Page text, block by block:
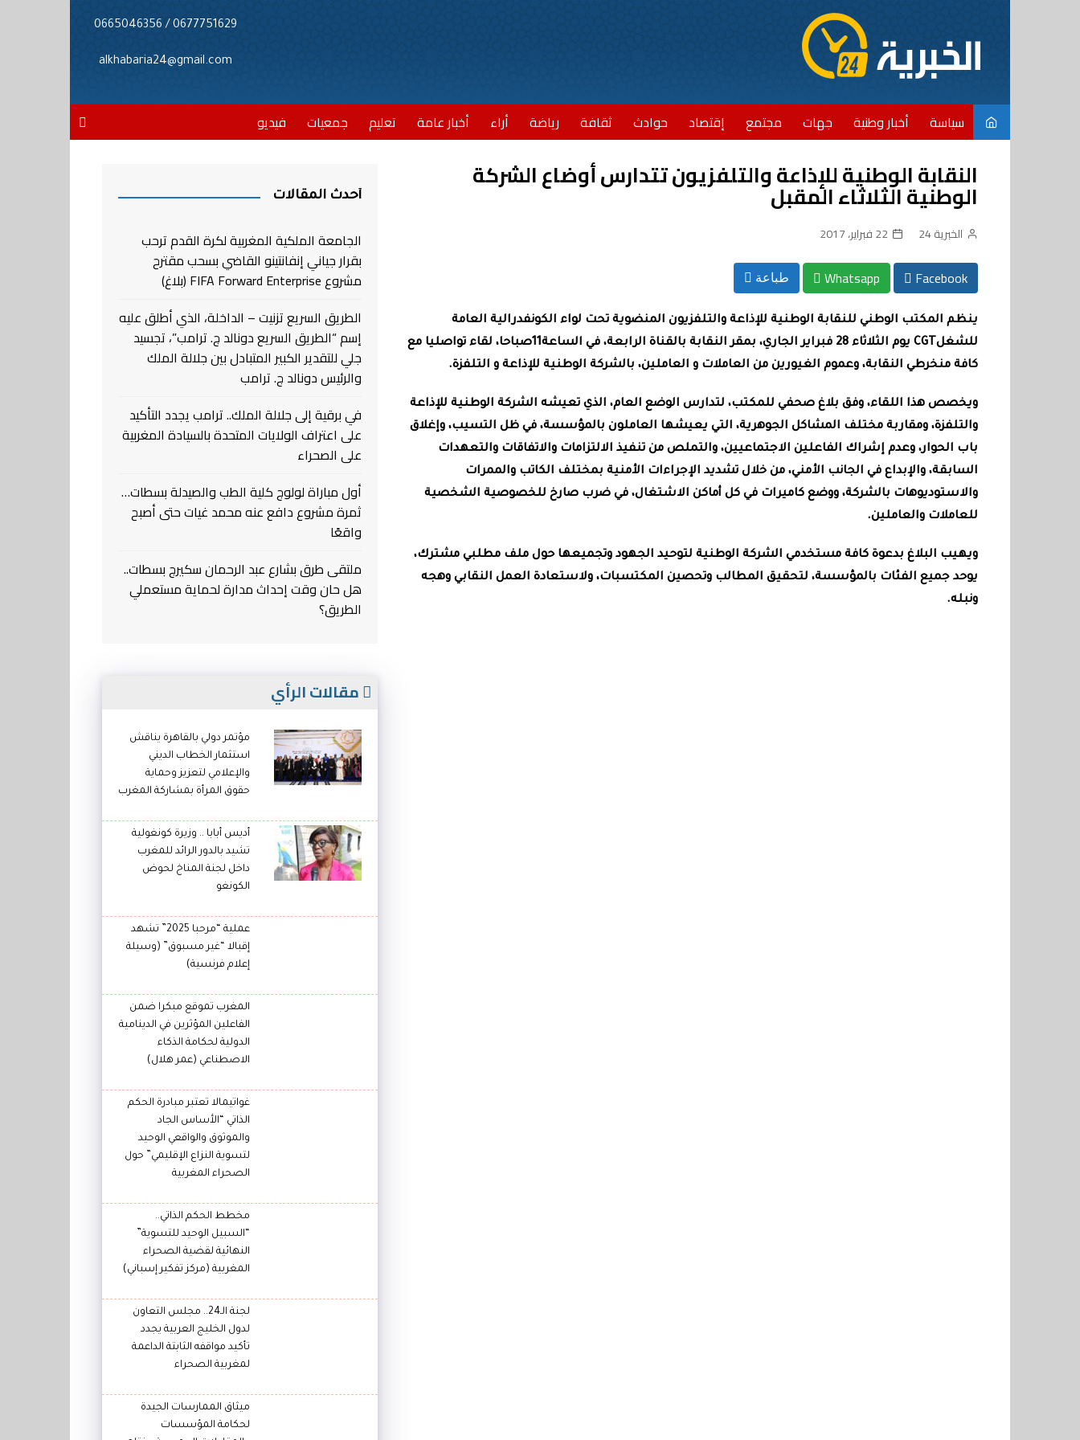
0677751629 / 0665046356
alkhabaria24@gmail.com
سياسة أخبار وطنية جهات مجتمع إقتصاد حوادث ثقافة رياضة أراء أخبار عامة تعليم جمعيات فيديو
النقابة الوطنية للإذاعة والتلفزيون تتدارس أوضاع الشركة
الوطنية الثلاثاء المقبل
الخبرية 24 22 فبراير، 2017
Facebook
Whatsapp طباعة
ينظم المكتب الوطني للنقابة الوطنية للإذاعة والتلفزيون المنضوية تحت لواء الكونفدرالية العامة
للشغل CGT يوم الثلاثاء 28 فبراير الجاري، بمقر الن قابة بالقناة الرابعة، في الساعة11صباحا، لقاء تواصليا مع
كافة منخرطي النقابة، وعموم الغيورين من العاملات و العاملين، بالشركة الوطنية للإذاعة و التلفزة.
ويخصص هذا اللقاء، وفق بلاغ صحفي للمكتب، لتدارس الوضع العام، الذي تعيشه الشركة الوطنية للإذاعة
والتلفزة، ومقاربة مختلف المشاكل الجوهرية، التي يعيشها العاملون بالمؤسسة، في ظل التسيب، وإغلاق
باب الحوار، وعدم إشراك الفاعلين الاجتماعيين، والتملص من تنفيذ الالتزامات والاتفاقات والتعهدات
السابقة، والإبداع في الجانب الأمني، من خلال تشديد الإجراءات الأمنية بمختلف الكاتب والممرات
والاستوديوهات بالشركة، ووضع كاميرات في كل أماكن الاشتغال، في ضرب صارخ للخصوصية الشخصية
للعاملات والعاملين.
ويهيب البلاغ بدعوة كافة مستخدمي الشركة الوطنية لتوحيد الجهود وتجميعها حول ملف مطلبي مشترك،
يوحد جميع الفئات بالمؤسسة، لتحقيق المطالب وتحصين المكتسبات، ولاستعادة العمل النقابي وهجه
ونبله.
أحدث المقالات
الجامعة الملكية المغربية لكرة القدم ترحب
بقرار جياني إنفانتينو القاضي بسحب مقترح
مشروع FIFA Forward Enterprise (بلاغ)
الطريق السريع تزنيت – الداخلة، الذي أطلق عليه
إسم “الطريق السريع دونالد ج. ترامب”، تجسيد
جلي للتقدير الكبير المتبادل بين جلالة الملك
والرئيس دونالد ج. ترامب
في برقية إلى جلالة الملك.. ترامب يجدد التأكيد
على اعتراف الولايات المتحدة بالسيادة المغربية
على الصحراء
أول مباراة لولوج كلية الطب والصيدلة بسطات…
ثمرة مشروع دافع عنه محمد غيات حتى أصبح
واقعًا
ملتقى طرق بشارع عبد الرحمان سكيرج بسطات..
هل حان وقت إحداث مدارة لحماية مستعملي
الطريق؟
مقالات الرأي
مؤتمر دولي بالقاهرة يناقش
استثمار الخطاب الديني
والإعلامي لتعزيز وحماية
حقوق المرأة بمشاركة المغرب
أديس أبابا .. وزيرة كونغولية
تشيد بالدور الرائد للمغرب
داخل لجنة المناخ لحوض
الكونغو
عملية “مرحبا 2025” تشهد
إقبالا “غير مسبوق” (وسيلة
إعلام فرنسية)
المغرب تموقع مبكرا ضمن
الفاعلين المؤثرين في الدينامية
الدولية لحكامة الذكاء
الاصطناعي (عمر هلال)
غواتيمالا تعتبر مبادرة الحكم
الذاتي “الأساس الجاد
والموثوق والواقعي الوحيد
لتسوية النزاع الإقليمي” حول
الصحراء المغربية
مخطط الحكم الذاتي..
“السبيل الوحيد للتسوية”
النهائية لقضية الصحراء
المغربية (مركز تفكير إسباني)
لجنة الـ24.. مجلس التعاون
لدول الخليج العربية يجدد
تأكيد مواقفه الثابتة الداعمة
لمغربية الصحراء
ميثاق الممارسات الجيدة
لحكامة المؤسسات